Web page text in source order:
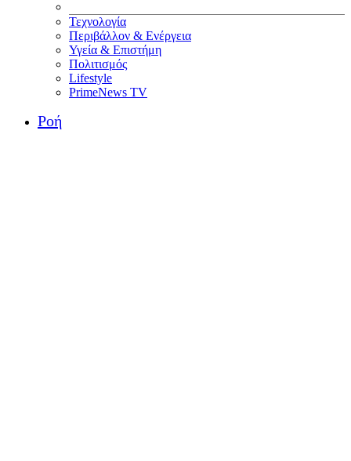
Τεχνολογία
Περιβάλλον & Ενέργεια
Υγεία & Επιστήμη
Πολιτισμός
Lifestyle
PrimeNews TV
Ροή